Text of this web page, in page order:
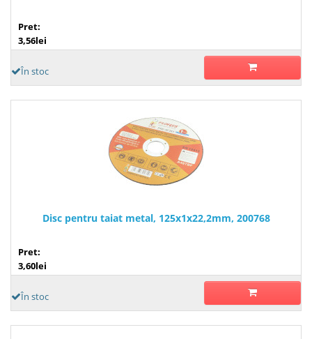
Pret:
3,56lei
În stoc
Disc pentru taiat metal, 125x1x22,2mm, 200768
Pret:
3,60lei
În stoc